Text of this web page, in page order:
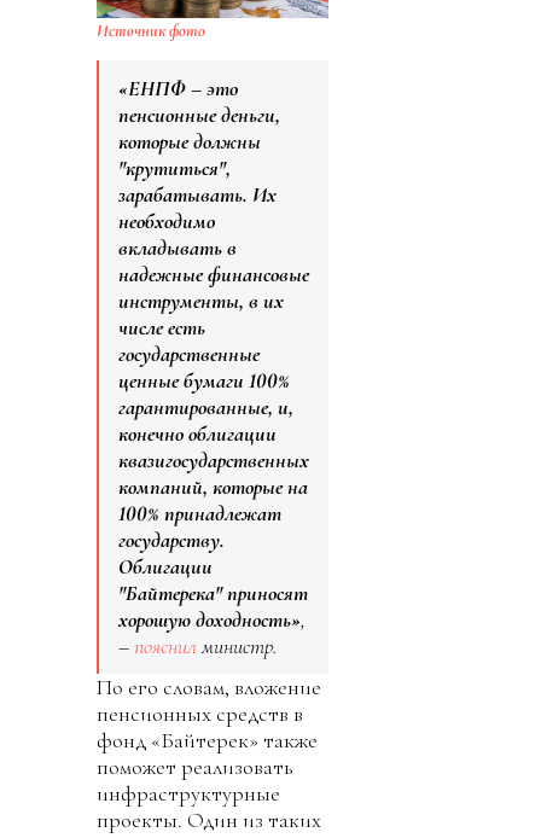
Источник фото
«ЕНПФ – это
пенсионные деньги,
которые должны
"крутиться",
зарабатывать. Их
необходимо
вкладывать в
надежные финансовые
инструменты, в их
числе есть
государственные
ценные бумаги 100%
гарантированные, и,
конечно облигации
квазигосударственных
компаний, которые на
100% принадлежат
государству.
Облигации
"Байтерека" приносят
хорошую доходность»,
–пояснилминистр.
По его словам, вложение
пенсионных средств в
фонд «Байтерек» также
поможет реализовать
инфраструктурные
проекты. Один из таких